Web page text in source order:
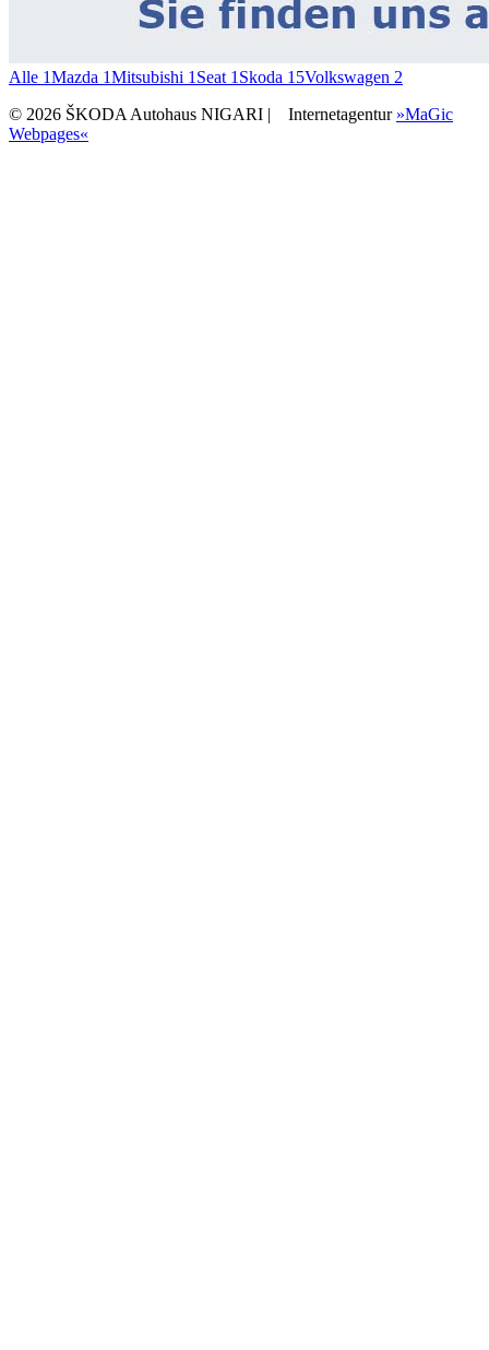
Alle 1Mazda 1Mitsubishi 1 Seat 1 Skoda 15Volkswagen 2
© 2026 ŠKODA Autohaus NIGARI |
Internetagentur »MaGic
Webpages«